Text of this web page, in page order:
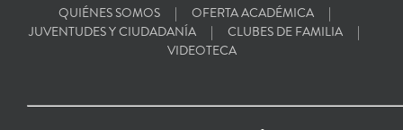
QUIÉNES SOMOS
OFERTA ACADÉMICA
JUVENTUDES Y CIUDADANÍA
CLUBES DE FAMILIA
VIDEOTECA